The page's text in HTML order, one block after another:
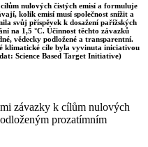
nulových čistých emisí a formuluje
kolik emisí musí společnost snížit a
svůj příspěvek k dosažení pařížských
na 1,5 °C. Účinnost těchto závazků
vědecky podložené a transparentní.
klimatické cíle byla vyvinuta iniciativou
Science Based Target Initiative)
závazky k cílům nulových
prozatímním